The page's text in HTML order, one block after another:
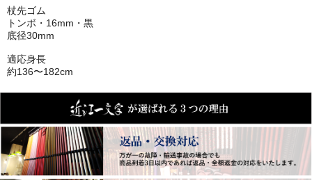
杖先ゴム
トンボ・16mm・黒
底径30mm
適応身長
約136〜182cm